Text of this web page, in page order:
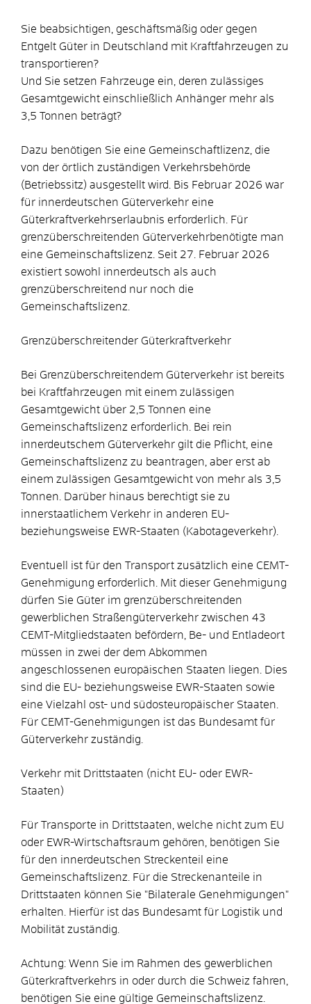
Sie beabsichtigen, geschäftsmäßig oder gegen
Entgelt Güter in Deutschland mit Kraftfahrzeugen zu
transportieren?
Und Sie setzen Fahrzeuge ein, deren zulässiges
Gesamtgewicht einschließlich Anhänger mehr als
3,5 Tonnen beträgt?
Dazu benötigen Sie eine Gemeinschaftlizenz, die
von der örtlich zuständigen Verkehrsbehörde
(Betriebssitz) ausgestellt wird. Bis Februar 2026 war
für innerdeutschen Güterverkehr eine
Güterkraftverkehrserlaubnis erforderlich. Für
grenzüberschreitenden Güterverkehrbenötigte man
eine Gemeinschaftslizenz. Seit 27. Februar 2026
existiert sowohl innerdeutsch als auch
grenzüberschreitend nur noch die
Gemeinschaftslizenz.
Grenzüberschreitender Güterkraftverkehr
Bei Grenzüberschreitendem Güterverkehr ist bereits
bei Kraftfahrzeugen mit einem zulässigen
Gesamtgewicht über 2,5 Tonnen eine
Gemeinschaftslizenz erforderlich. Bei rein
innerdeutschem Güterverkehr gilt die Pflicht, eine
Gemeinschaftslizenz zu beantragen, aber erst ab
einem zulässigen Gesamtgewicht von mehr als 3,5
Tonnen. Darüber hinaus berechtigt sie zu
innerstaatlichem Verkehr in anderen EU-
beziehungsweise EWR-Staaten (Kabotageverkehr).
Eventuell ist für den Transport zusätzlich eine CEMT-
Genehmigung erforderlich. Mit dieser Genehmigung
dürfen Sie Güter im grenzüberschreitenden
gewerblichen Straßengüterverkehr zwischen 43
CEMT-Mitgliedstaaten befördern, Be- und Entladeort
müssen in zwei der dem Abkommen
angeschlossenen europäischen Staaten liegen. Dies
sind die EU- beziehungsweise EWR-Staaten sowie
eine Vielzahl ost- und südosteuropäischer Staaten.
Für CEMT-Genehmigungen ist das Bundesamt für
Güterverkehr zuständig.
Verkehr mit Drittstaaten (nicht EU- oder EWR-
Staaten)
Für Transporte in Drittstaaten, welche nicht zum EU
oder EWR-Wirtschaftsraum gehören, benötigen Sie
für den innerdeutschen Streckenteil eine
Gemeinschaftslizenz. Für die Streckenanteile in
Drittstaaten können Sie "Bilaterale Genehmigungen"
erhalten. Hierfür ist das Bundesamt für Logistik und
Mobilität zuständig.
Achtung: Wenn Sie im Rahmen des gewerblichen
Güterkraftverkehrs in oder durch die Schweiz fahren,
benötigen Sie eine gültige Gemeinschaftslizenz.